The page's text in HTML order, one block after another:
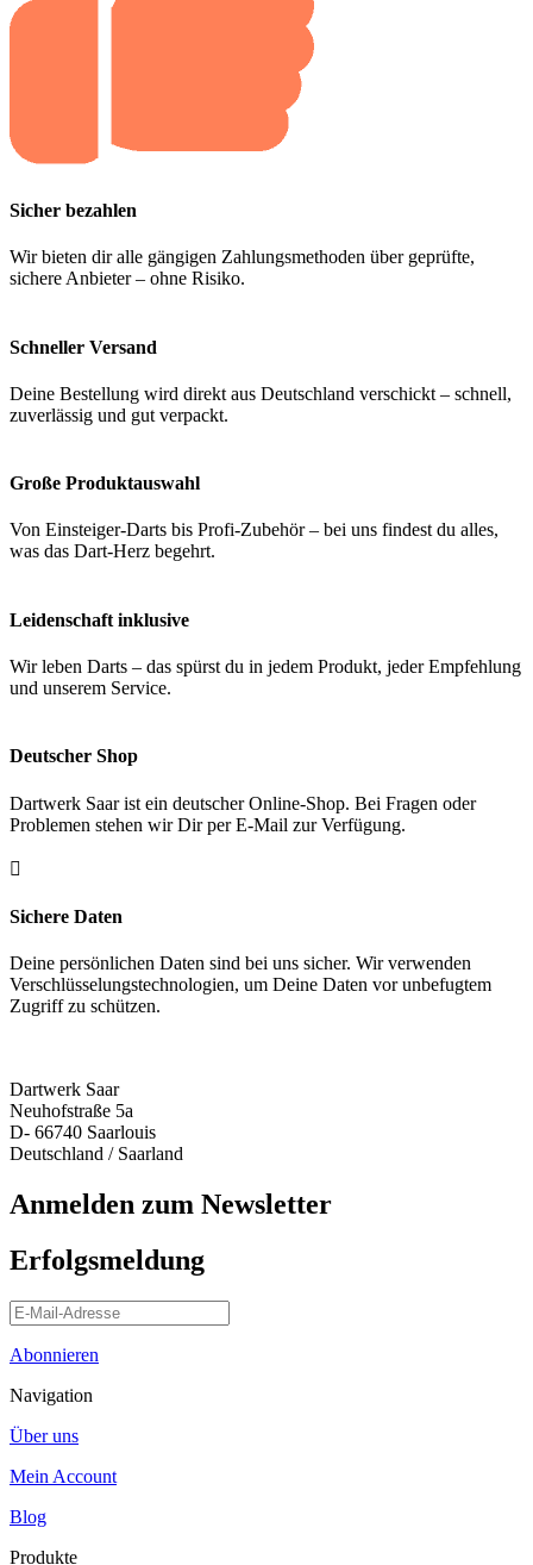
Sicher bezahlen
Wir bieten dir alle gängigen Zahlungsmethoden über geprüfte,
sichere Anbieter – ohne Risiko.
Schneller Versand
Deine Bestellung wird direkt aus Deutschland verschickt – schnell,
zuverlässig und gut verpackt.
Große Produktauswahl
Von Einsteiger-Darts bis Profi-Zubehör – bei uns findest du alles,
was das Dart-Herz begehrt.
Leidenschaft inklusive
Wir leben Darts – das spürst du in jedem Produkt, jeder Empfehlung
und unserem Service.
Deutscher Shop
Dartwerk Saar ist ein deutscher Online-Shop. Bei Fragen oder
Problemen stehen wir Dir per E-Mail zur Verfügung.

Sichere Daten
Deine persönlichen Daten sind bei uns sicher. Wir verwenden
Verschlüsselungstechnologien, um Deine Daten vor unbefugtem
Zugriff zu schützen.
Dartwerk Saar
Neuhofstraße 5a
D- 66740 Saarlouis
Deutschland / Saarland
Anmelden zum Newsletter
Erfolgsmeldung
Abonnieren
Navigation
Über uns
Mein Account
Blog
Produkte